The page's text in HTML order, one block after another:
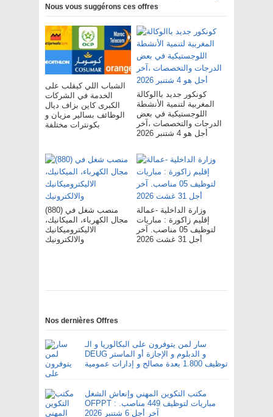
Nous vous suggérons ces offres
الشباب اللي كيقلب على
الخدمة في الشركات
الكبرى كاين بزاف ديال
الوظائف بسالير مزيان و
بكونترات مختلفة
كونكور جديد باالوكالة
المغربية لتنمية الأنشطة
اللوجستيكية في بعض
الدرجات والتخصصات ،آخر
أجل هو 4 شتنبر 2026
(880) منصب شغل في
مجال الكهرباء، الميكانيك،
الاليكتروميكانيك
والالكترونيك
وزارة الداخلية -عمالة
إقليم زاكورة : مباريات
لتوظيف 05 مناصب. آخر
أجل 31 غشت 2026
Nos dernières Offres
سار لمن يتوفرون على البكالوريا و الـ
DEUG و الدبلوم و الإجازة أو الماستر
توظيف 1.800 بعدة مصالح و إدارات عمومية
مكتب التكوين المهني وإنعاش الشغل
OFPPT : مباريات لتوظيف 449 مناصب.
آخر أجل 6 شتنبر 2026